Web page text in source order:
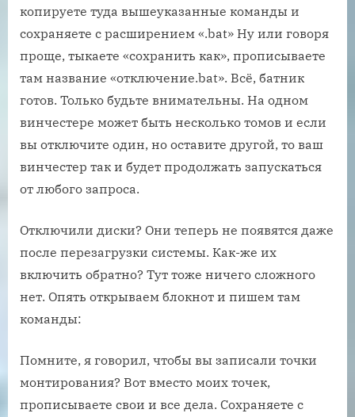
копируете туда вышеуказанные команды и
сохраняете с расширением «.bat» Ну или говоря
проще, тыкаете «сохранить как», прописываете
там название «отключение.bat». Всё, батник
готов. Только будьте внимательны. На одном
винчестере может быть несколько томов и если
вы отключите один, но оставите другой, то ваш
винчестер так и будет продолжать запускаться
от любого запроса.
Отключили диски? Они теперь не появятся даже
после перезагрузки системы. Как-же их
включить обратно? Тут тоже ничего сложного
нет. Опять открываем блокнот и пишем там
команды:
Помните, я говорил, чтобы вы записали точки
монтирования? Вот вместо моих точек,
прописываете свои и все дела. Сохраняете с